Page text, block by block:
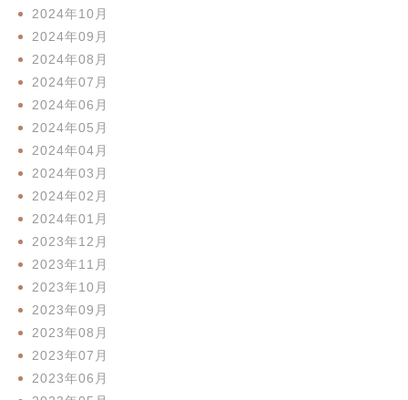
2024年10月
2024年09月
2024年08月
2024年07月
2024年06月
2024年05月
2024年04月
2024年03月
2024年02月
2024年01月
2023年12月
2023年11月
2023年10月
2023年09月
2023年08月
2023年07月
2023年06月